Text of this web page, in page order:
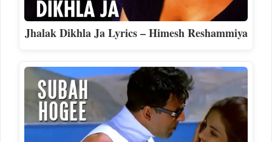
Jhalak Dikhla Ja Lyrics – Himesh Reshammiya